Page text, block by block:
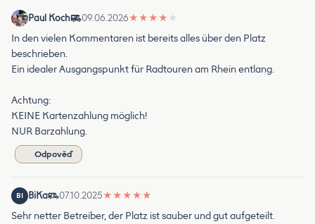
Paul Koch 09.06.2026★ ★ ★ ★ ★
In den vielen Kommentaren ist bereits alles über den Platz
beschrieben.
Ein idealer Ausgangspunkt für Radtouren am Rhein entlang.
Achtung:
KEINE Kartenzahlung möglich!
NUR Barzahlung.
Odpověď
BI BiKa 07.10.2025★ ★ ★ ★ ★
Sehr netter Betreiber, der Platz ist sauber und gut aufgeteilt.